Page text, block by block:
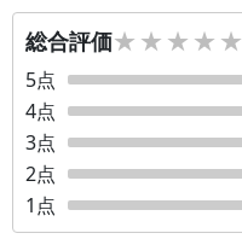
総合評価★★★★★
★★★★★
5点
4点
3点
2点
1 点